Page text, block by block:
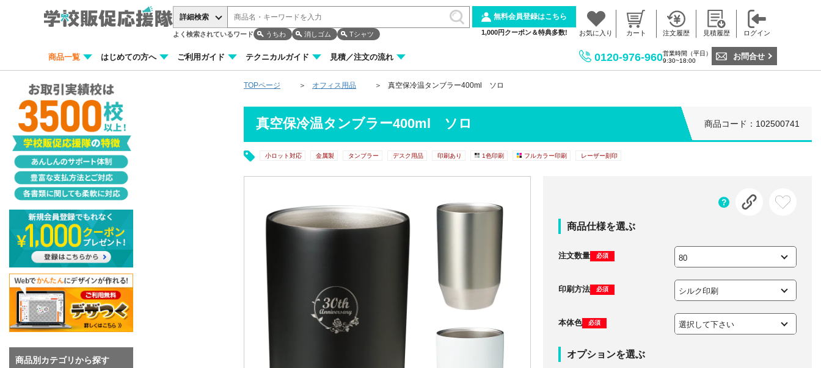
詳細検索
よく検索されているワード うちわ 消しゴム Tシャツ
無料会員登録はこちら
1,000円クーポン＆特典多数! お気に入り カート 注文履歴 見積履歴 ログイン
商品一覧 はじめての方へ ご利用ガイド テクニカルガイド 見積／注文の流れ 0120-976-960営業時間（平日）
9:30~18:00
お問合せ
TOPページ オフィス用品 真空保冷温タンブラー400ml ソロ
真空保冷温タンブラー400ml ソロ 商品コード：102500741
小ロット対応 金属製 タンブラー デスク用品 印刷あり 1色印刷 フルカラー印刷 レーザー刻印
商品仕様を選ぶ
注文数量 必須
印刷方法 必須
本体色 必須
オプションを選ぶ
商品別カテゴリから探す